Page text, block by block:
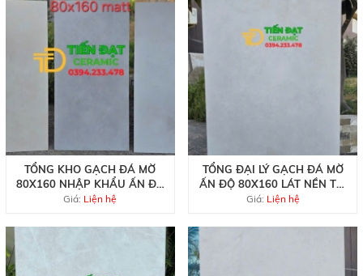
TỔNG KHO GẠCH ĐÁ MỜ
80X160 NHẬP KHẨU ẤN ĐỘ
LỚN HCM
Giá: Liện hệ
TỔNG ĐẠI LÝ GẠCH ĐÁ MỜ
ẤN ĐỘ 80X160 LÁT NỀN TẠI
QUẬN 5
Giá: Liện hệ